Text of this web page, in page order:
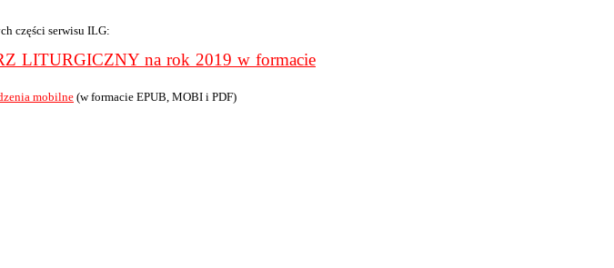
części serwisu ILG:
LITURGICZNY na rok 2019 w formacie
mobilne (w formacie EPUB, MOBI i PDF)